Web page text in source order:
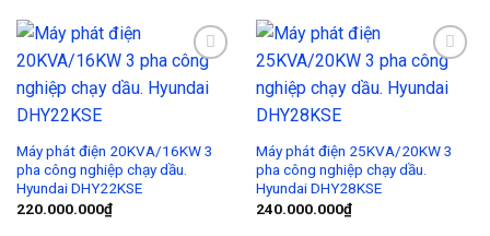
Add to
Wishlist
Máy phát điện 20KVA/16KW 3
pha công nghiệp chạy dầu.
Hyundai DHY22KSE
220.000.000₫
Add to
Wishlist
Máy phát điện 25KVA/20KW 3
pha công nghiệp chạy dầu.
Hyundai DHY28KSE
240.000.000₫